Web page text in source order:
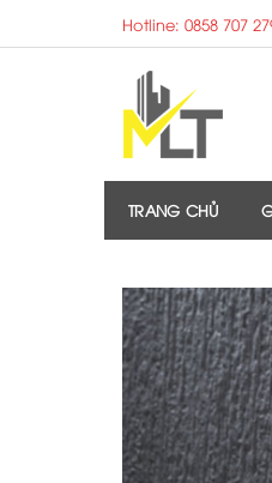
to
Hotline: 0858 707
TRANG CHỦ